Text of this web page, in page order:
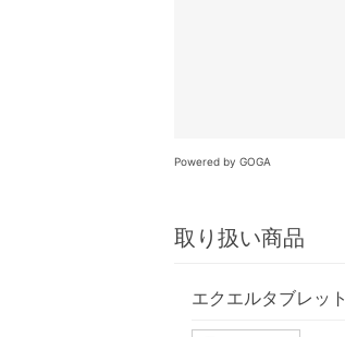
Powered by GOGA
取り扱い商品
エクエルタブレット